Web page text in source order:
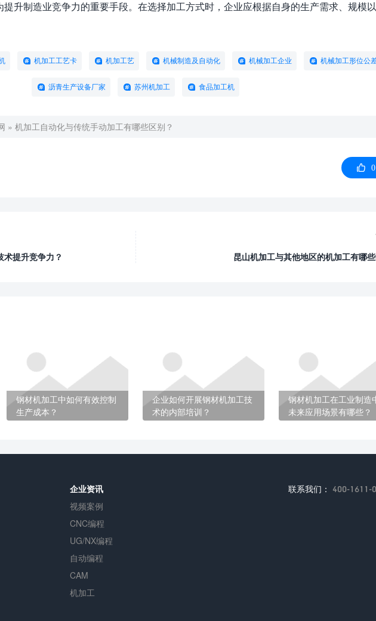
升制造业竞争力的重要手段。在选择加工方式时，企业应根据自身的生产需求、规模
机加工工艺卡 机加工艺 机械制造及自动化 机械加工企业 机械加工形位公
沥青生产设备厂家 苏州机加工 食品加工机
» 机加工自动化与传统手动加工有哪些区别？
 0
术提升竞争力？
昆山机加工与其他地区的机加工有哪
钢材机加工中如何有效控制
生产成本？
企业如何开展钢材机加工技
术的内部培训？
钢材机加工在工业制造
未来应用场景有哪些？
企业资讯
视频案例
CNC编程
UG/NX编程
自动编程
CAM
机加工
联系我们： 400-1611-